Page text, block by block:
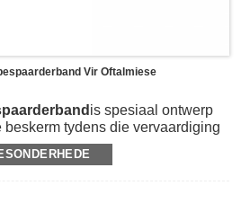
Vir Oftalmiese
is spesiaal ontwerp
tydens die vervaardiging
en slyp.Dit kan doeltreffend
skrape of deeltjies die lens